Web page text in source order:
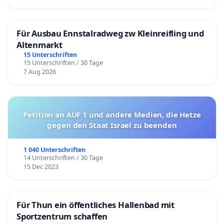
Für Ausbau Ennstalradweg zw Kleinreifling und
Altenmarkt
15 Unterschriften
15 Unterschriften / 30 Tage
7 Aug 2026
Petition an AUF 1 und andere Medien, die Hetze
gegen den Staat Israel zu beenden
1 040 Unterschriften
14 Unterschriften / 30 Tage
15 Dec 2023
Für Thun ein öffentliches Hallenbad mit
Sportzentrum schaffen